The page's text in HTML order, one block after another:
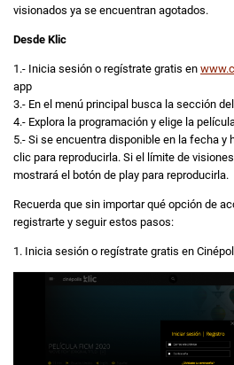
visionados ya se encuentran agotados.
Desde Klic
1.- Inicia sesión o regístrate gratis en
app
3.- En el menú principal busca la sección
4.- Explora la programación y elige la
5.- Si se encuentra disponible en la fecha y
clic para reproducirla. Si el límite de
mostrará el botón de play para reproducirla.
Recuerda que sin importar qué opción de
registrarte y seguir estos pasos:
1. Inicia sesión o regístrate gratis en